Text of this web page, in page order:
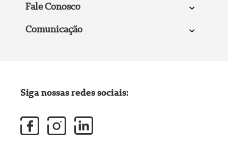
Fale Conosco
Comunicação
Siga nossas redes sociais: